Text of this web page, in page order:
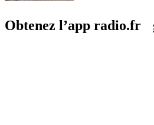
Obtenez l’app radio.fr